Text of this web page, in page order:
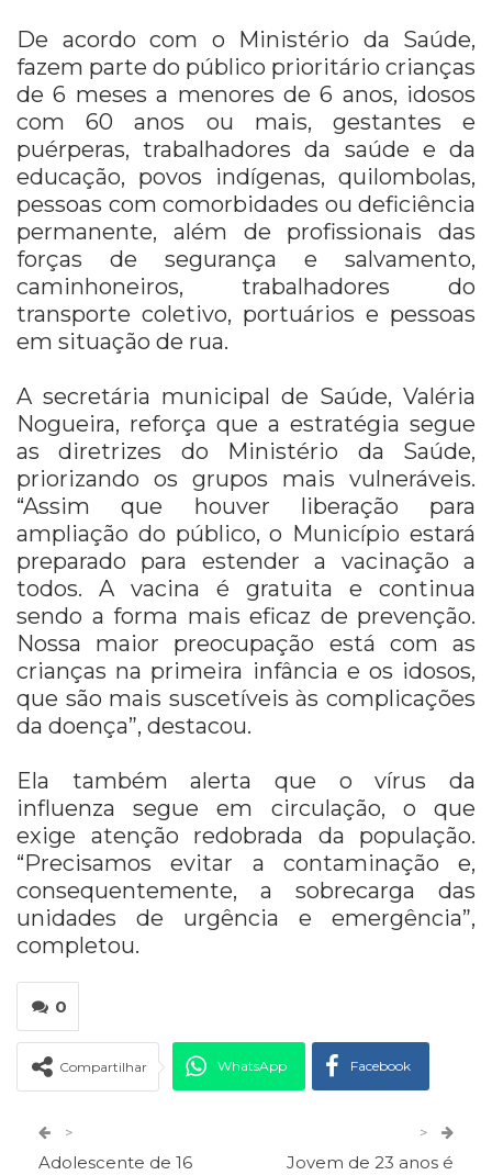
De acordo com o Ministério da Saúde,
fazem parte do público prioritário crianças
de 6 meses a menores de 6 anos, idosos
com 60 anos ou mais, gestantes e
puérperas, trabalhadores da saúde e da
educação, povos indígenas, quilombolas,
pessoas com comorbidades ou deficiência
permanente, além de profissionais das
forças de segurança e salvamento,
caminhoneiros, trabalhadores do
transporte coletivo, portuários e pessoas
em situação de rua.
A secretária municipal de Saúde, Valéria
Nogueira, reforça que a estratégia segue
as diretrizes do Ministério da Saúde,
priorizando os grupos mais vulneráveis.
“Assim que houver liberação para
ampliação do público, o Município estará
preparado para estender a vacinação a
todos. A vacina é gratuita e continua
sendo a forma mais eficaz de prevenção.
Nossa maior preocupação está com as
crianças na primeira infância e os idosos,
que são mais suscetíveis às complicações
da doença”, destacou.
Ela também alerta que o vírus da
influenza segue em circulação, o que
exige atenção redobrada da população.
“Precisamos evitar a contaminação e,
consequentemente, a sobrecarga das
unidades de urgência e emergência”,
completou.
0
Compartilhar WhatsApp Facebook
>
Adolescente de 16
>
Jovem de 23 anos é